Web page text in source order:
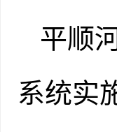
平顺
系统实